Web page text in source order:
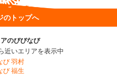
のトップへ
のびびなび
近いエリアを表示中
び 羽村
び 福生